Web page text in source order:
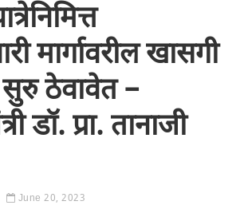
मार्गावरील खासगी
ठेवावेत –
डॉ. प्रा. तानाजी
June 20, 2023